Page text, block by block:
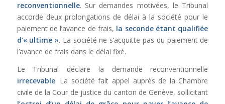
reconventionnelle. Sur demandes motivées, le Tribunal
accorde deux prolongations de délai à la société pour le
paiement de l’avance de frais, la seconde étant qualifiée
d’« ultime ». La société ne s’acquitte pas du paiement de
l’avance de frais dans le délai fixé.
Le Tribunal déclare la demande reconventionnelle
irrecevable. La société fait appel auprès de la Chambre
civile de la Cour de justice du canton de Genève, sollicitant